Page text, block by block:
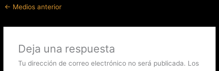
← Medios anterior
Deja una respuesta
Tu dirección de correo electrónico no será publicada. Los